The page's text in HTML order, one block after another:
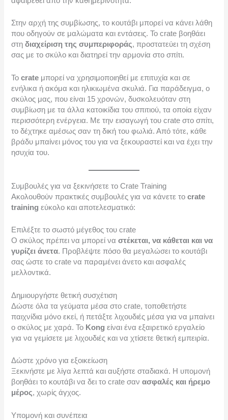
Στην αρχή της συμβίωσης, το κουτάβι μπορεί να κάνει λάθη
που οδηγούν σε μαλώματα και εντάσεις. Το crate βοηθάει
στηδιαχείριση της συμπεριφοράς, προστατεύει τη σχέση
σας με το σκύλο και διατηρεί την αρμονία στο σπίτι.
Τοcrate μπορεί να χρησιμοποιηθεί με επιτυχία και σε
ενήλικα ή ακόμα και ηλικιωμένα σκυλιά. Για παράδειγμα, ο
σκύλος μας, που είναι 15 χρονών, δυσκολευόταν στη
συμβίωση με τα άλλα κατοικίδια του σπιτιού, τα οποία είχαν
περισσότερη ενέργεια. Με την εισαγωγή του crate στο σπίτι,
το δέχτηκε αμέσως σαν τη δική του φωλιά. Από τότε, κάθε
βράδυ μπαίνει μόνος του για να ξεκουραστεί και να έχει την
ησυχία του.
Συμβουλές για να ξεκινήσετε το Crate Training
Ακολουθούν πρακτικές συμβουλές για να κάνετε τοcrate
training εύκολο και αποτελεσματικό:
Επιλέξτε το σωστό μέγεθος του crate
Ο σκύλος πρέπει να μπορεί ναστέκεται, να κάθεται και να
γυρίζει άνετα. Προβλέψτε πόσο θα μεγαλώσει το κουτάβι
σας ώστε το crate να παραμένει άνετο και ασφαλές
μελλοντικά.
Δημιουργήστε θετική συσχέτιση
Δώστε όλα τα γεύματα μέσα στο crate, τοποθετήστε
παιχνίδια μόνο εκεί, ή πετάξτε λιχουδιές μέσα για να μπαίνει
ο σκύλος με χαρά. Το Kong είναι ένα εξαιρετικό εργαλείο
για να γεμίσετε με λιχουδιές και να χτίσετε θετική εμπειρία.
Δώστε χρόνο για εξοικείωση
Ξεκινήστε με λίγα λεπτά και αυξήστε σταδιακά. Η υπομονή
βοηθάει το κουτάβι να δει το crate σανασφαλές και ήρεμο
μέρος, χωρίς άγχος.
Υπομονή και συνέπεια